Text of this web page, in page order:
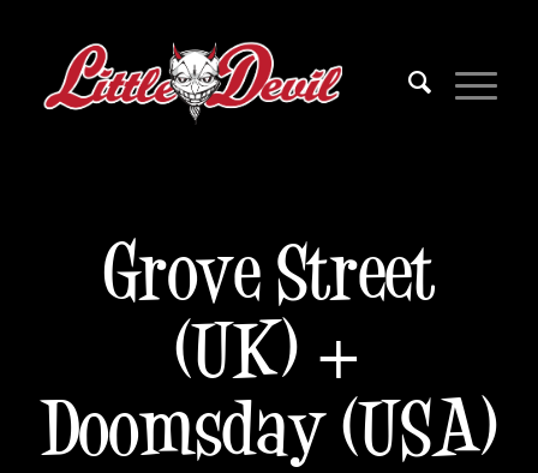
Grove Street
(UK) +
Doomsday (USA)